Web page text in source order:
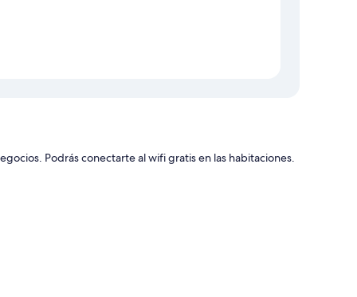
Podrás conectarte al wifi gratis en las habitaciones.